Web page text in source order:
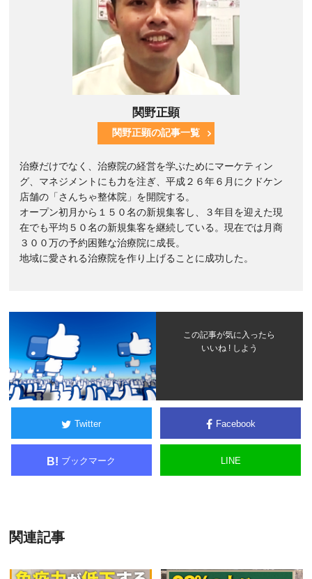
関野正顕
関野正顕の記事一覧
治療だけでなく、治療院の経営を学ぶためにマーケティン
グ、マネジメントにも力を注ぎ、平成２６年６月にクドケン
店舗の「さんちゃ整体院」を開院する。
オープン初月から１５０名の新規集客し、３年目を迎えた現
在でも平均５０名の新規集客を継続している。現在では月商
３００万の予約困難な治療院に成長。
地域に愛される治療院を作り上げることに成功した。
この記事が気に入ったら
いいね ! しよう
Twitter Facebook
B! ブックマーク LINE
関連記事